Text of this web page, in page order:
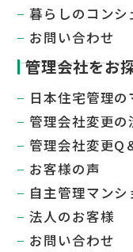
暮らしのコンシ
お問い合わせ
管理会社をお
日本住宅管理
管理会社変更の
管理会社変更Q
お客様の声
自主管理マン
法人のお客様
お問い合わせ